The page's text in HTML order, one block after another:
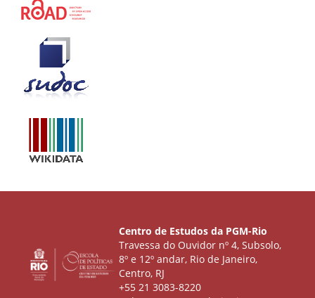
Centro de Estudos da PGM-Rio
Travessa do Ouvidor nº 4, Subsolo,
8º e 12º andar, Rio de Janeiro,
Centro, RJ
+55 21 3083-8220